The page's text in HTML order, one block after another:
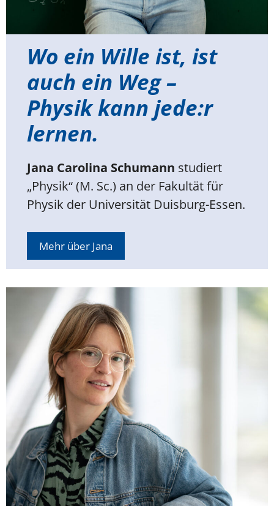
Wo ein Wille ist, ist
auch ein Weg –
Physik kann jede:r
lernen.
Jana Carolina Schumann studiert
„Physik“ (M. Sc.) an der Fakultät für
Physik der Universität Duisburg-Essen.
Mehr über Jana